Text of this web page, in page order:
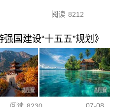
阅读 8212
国建设“十五五”规划》